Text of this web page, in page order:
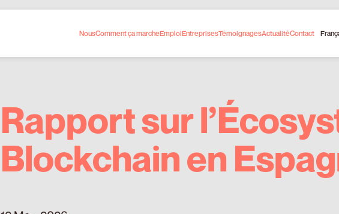
NousComment ça marcheEmploiEntreprisesTémoignagesActualitéContact
Rapport sur
Blockchain en